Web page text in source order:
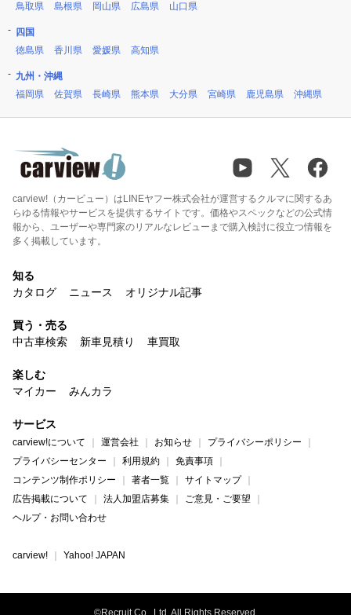
鳥取県
島根県 岡山県 広島県 山口県
四国
徳島県
香川県 愛媛県 高知県
九州・沖縄
福岡県
佐賀県 長崎県 熊本県 大分県 宮崎県 鹿児島県 沖縄県
carview!（カービュー）はLINEヤフー株式会社が運営するクルマに関するあ
らゆる情報やサービスを提供するサイトです。価格やスペックなどの公式情
報から、ユーザーや専門家のリアルなレビューまで購入検討に役立つ情報を
多く掲載しています。
知る
カタログ
ニュース オリジナル記事
買う・売る
中古車検索
新車見積り 車買取
楽しむ
マイカー
みんカラ
サービス
carview!について 運営会社 お知らせ
プライバシーポリシー
プライバシーセンター
利用規約
免責事項
コンテンツ制作ポリシー
著者一覧
サイトマップ
広告掲載について
法人加盟店募集
ご意見・ご要望
ヘルプ・お問い合わせ
carview! Yahoo! JAPAN